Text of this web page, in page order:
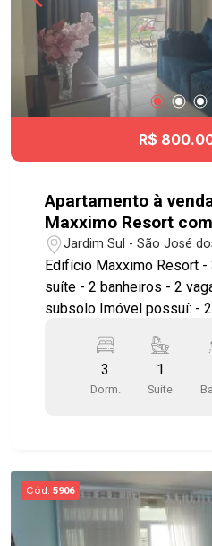
R$
Apartamento à
Maxximo Resort
vagas de garagem -
Jardim Sul - São José
Edifício Maxximo Resort -
suíte - 2 banheiros - 2 vagas de garagem no
subsolo Imóvel possuí: - 2 Salas - Cozinha - Área
condomínio: - Piscinas
de 25m, deck molhado) -
Sauna úmida e SPA -
pizza - Playground (baby
Quadras esportivas
Brinquedoteca - Estação
3
Dorm.
1
Suite
Cód. 5906